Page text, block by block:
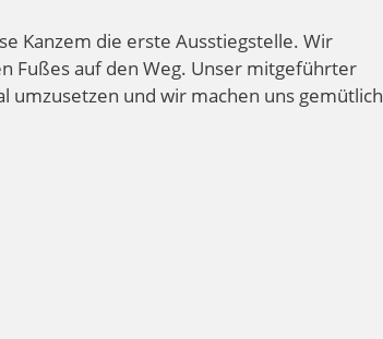
Kanzem die erste Ausstiegstelle. Wir
Fußes auf den Weg. Unser mitgeführter
umzusetzen und wir machen uns gemütlich